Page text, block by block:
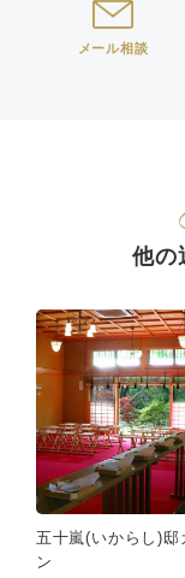
メール相談
他の
五十嵐(いからし)邸
ン